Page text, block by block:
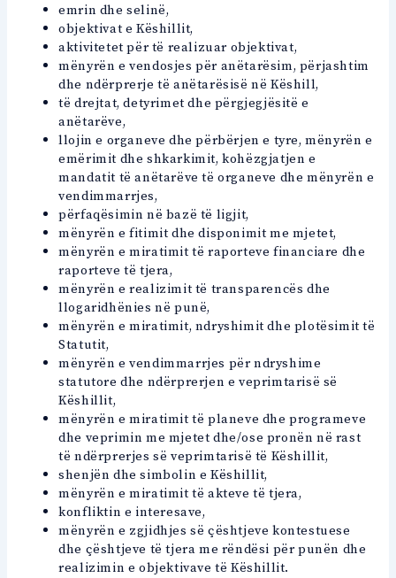
emrin dhe selinë,
objektivat e Këshillit,
aktivitetet për të realizuar objektivat,
mënyrën e vendosjes për anëtarësim, përjashtim
dhe ndërprerje të anëtarësisë në Këshill,
të drejtat, detyrimet dhe përgjegjësitë e
anëtarëve,
llojin e organeve dhe përbërjen e tyre, mënyrën e
emërimit dhe shkarkimit, kohëzgjatjen e
mandatit të anëtarëve të organeve dhe mënyrën e
vendimmarrjes,
përfaqësimin në bazë të ligjit,
mënyrën e fitimit dhe disponimit me mjetet,
mënyrën e miratimit të raporteve financiare dhe
raporteve të tjera,
mënyrën e realizimit të transparencës dhe
llogaridhënies në punë,
mënyrën e miratimit, ndryshimit dhe plotësimit të
Statutit,
mënyrën e vendimmarrjes për ndryshime
statutore dhe ndërprerjen e veprimtarisë së
Këshillit,
mënyrën e miratimit të planeve dhe programeve
dhe veprimin me mjetet dhe/ose pronën në rast
të ndërprerjes së veprimtarisë të Këshillit,
shenjën dhe simbolin e Këshillit,
mënyrën e miratimit të akteve të tjera,
konfliktin e interesave,
mënyrën e zgjidhjes së çështjeve kontestuese
dhe çështjeve të tjera me rëndësi për punën dhe
realizimin e objektivave të Këshillit.